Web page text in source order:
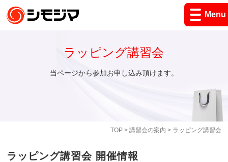
Menu
TOP> 講習会の案内 > ラッピング講習会
ラッピング講習会
当ページから参加お申し込み頂けます。
ラッピング講習会 開催情報